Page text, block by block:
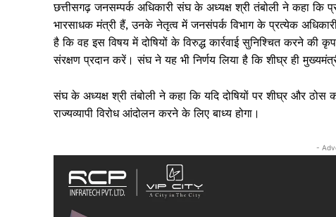
SUBSCRIBE
छत्तीसगढ़ जनसम्पर्क अधिकारी संघ के अध्यक्ष श्री तंबोली ने कहा कि
भारसाधक मंत्री हैं, उनके नेतृत्व में जनसंपर्क विभाग के प्रत्येक
है कि वह इस विषय में दोषियों के विरुद्ध कार्रवाई सुनिश्चित करने की
संरक्षण प्रदान करें। संघ ने यह भी निर्णय लिया है कि शीघ्र ही
संघ के अध्यक्ष श्री तंबोली ने कहा कि यदि दोषियों पर शीघ्र और ठोस
राज्यव्यापी विरोध आंदोलन करने के लिए बाध्य होगा।
-